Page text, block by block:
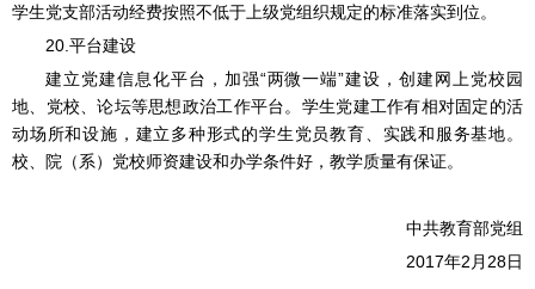
学生党支部活动经费按照不低于上级党组织规定的标准落实到位。
20.平台建设
建立党建信息化平台，加强“两微一端”建设，创建网上党校园
地、党校、论坛等思想政治工作平台。学生党建工作有相对固定的活
动场所和设施，建立多种形式的学生党员教育、实践和服务基地。
校、院（系）党校师资建设和办学条件好，教学质量有保证。
中共教育部党组
2017年2月28日